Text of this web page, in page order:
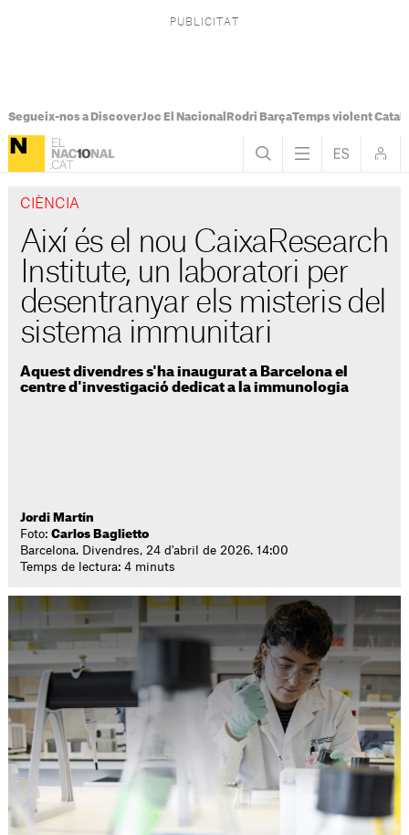
Segueix-nos a DiscoverJoc El Nacional Rodri BarçaTemps violent
CIÈNCIA
Així és el nou CaixaResearch
Institute, un laboratori per
desentranyar els misteris del
sistema immunitari
Aquest divendres s'ha inaugurat a Barcelona el
centre d'investigació dedicat a la immunologia
Jordi Martín
Foto:Carlos Baglietto
Barcelona. Divendres, 24 d'abril de 2026. 14:00
Temps de lectura: 4 minuts